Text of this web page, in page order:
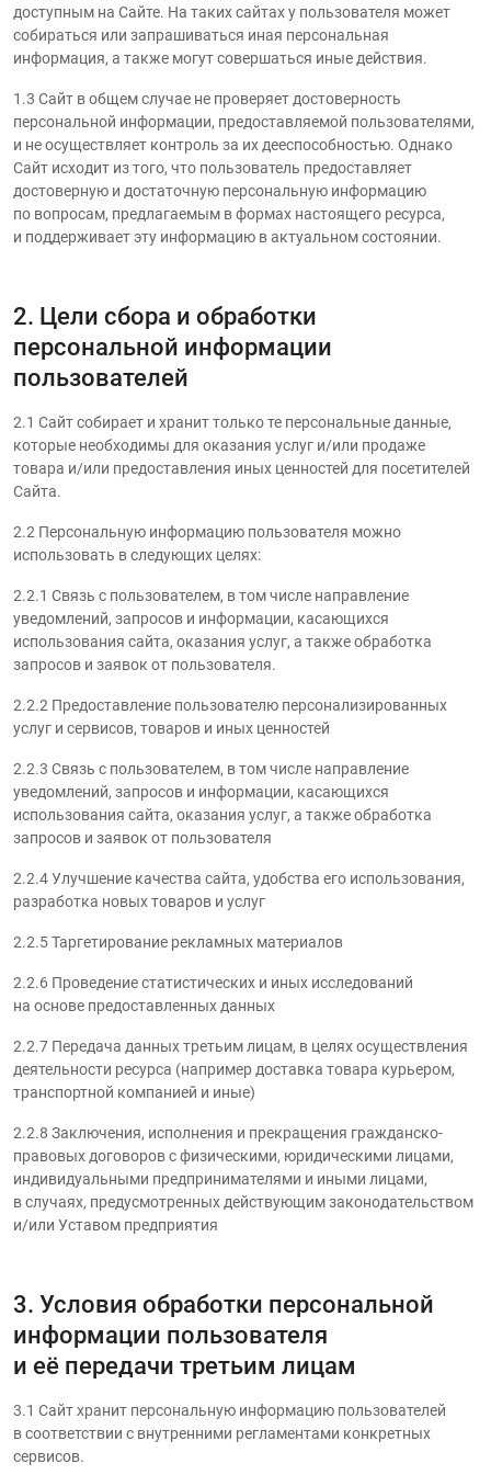
доступным на Сайте. На таких сайтах у пользователя может
собираться или запрашиваться иная персональная
информация, а также могут совершаться иные действия.
1.3 Сайт в общем случае не проверяет достоверность
персональной информации, предоставляемой пользователями,
и не осуществляет контроль за их дееспособностью. Однако
Сайт исходит из того, что пользователь предоставляет
достоверную и достаточную персональную информацию
по вопросам, предлагаемым в формах настоящего ресурса,
и поддерживает эту информацию в актуальном состоянии.
2. Цели сбора и обработки
персональной информации
пользователей
2.1 Сайт собирает и хранит только те персональные данные,
которые необходимы для оказания услуг и/или продаже
товара и/или предоставления иных ценностей для посетителей
Сайта.
2.2 Персональную информацию пользователя можно
использовать в следующих целях:
2.2.1 Связь с пользователем, в том числе направление
уведомлений, запросов и информации, касающихся
использования сайта, оказания услуг, а также обработка
запросов и заявок от пользователя.
2.2.2 Предоставление пользователю персонализированных
услуг и сервисов, товаров и иных ценностей
2.2.3 Связь с пользователем, в том числе направление
уведомлений, запросов и информации, касающихся
использования сайта, оказания услуг, а также обработка
запросов и заявок от пользователя
2.2.4 Улучшение качества сайта, удобства его использования,
разработка новых товаров и услуг
2.2.5 Таргетирование рекламных материалов
2.2.6 Проведение статистических и иных исследований
на основе предоставленных данных
2.2.7 Передача данных третьим лицам, в целях осуществления
деятельности ресурса (например доставка товара курьером,
транспортной компанией и иные)
2.2.8 Заключения, исполнения и прекращения гражданско-
правовых договоров с физическими, юридическими лицами,
индивидуальными предпринимателями и иными лицами,
в случаях, предусмотренных действующим законодательством
и/или Уставом предприятия
3. Условия обработки персональной
информации пользователя
и её передачи третьим лицам
3.1 Сайт хранит персональную информацию пользователей
в соответствии с внутренними регламентами конкретных
сервисов.